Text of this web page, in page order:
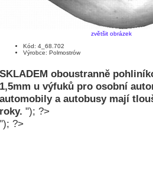
zvětšit obrázek
Kód: 4_68.702
Výrobce: Polmostrów
SKLADEM oboustranně
1,5mm u výfuků pro osobní
automobily a autobusy mají
roky. "); ?>
"); ?>